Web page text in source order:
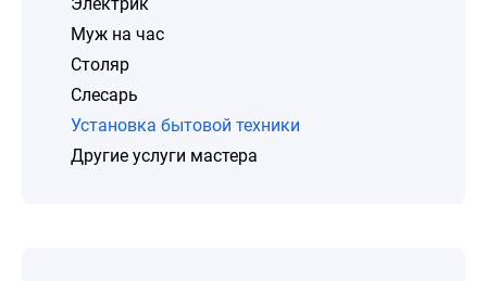
Муж на час
Столяр
Слесарь
Установка бытовой техники
Другие услуги мастера